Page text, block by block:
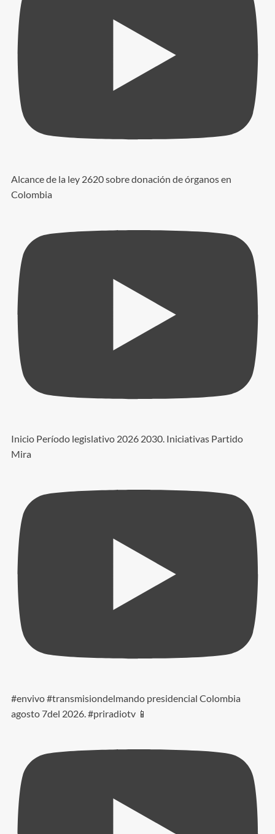
Alcance de la ley 2620 sobre donación de órganos en
Colombia
Inicio Período legislativo 2026 2030. Iniciativas Partido
Mira
#envivo #transmisiondelmando presidencial Colombia
agosto 7del 2026. #priradiotv 📱